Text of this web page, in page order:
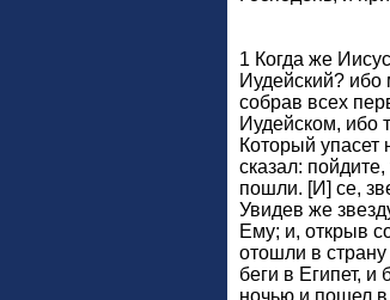
1 Когда же
Иудейский?
собрав всех
Иудейском, ибо
Который
сказал:
пошли. [И] се,
Увидев же
Ему; и, открыв
отошли в
беги в Египет,
ночью и пошел в